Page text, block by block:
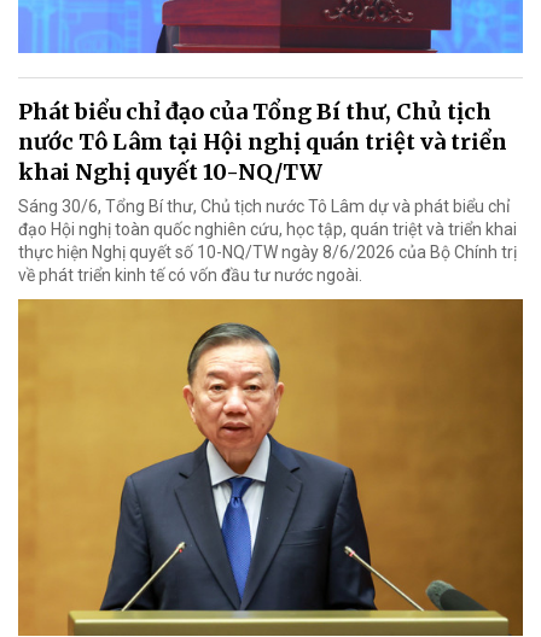
Phát biểu chỉ đạo của Tổng Bí thư, Chủ tịch
nước Tô Lâm tại Hội nghị quán triệt và triển
khai Nghị quyết 10-NQ/TW
Sáng 30/6, Tổng Bí thư, Chủ tịch nước Tô Lâm dự và phát biểu chỉ
đạo Hội nghị toàn quốc nghiên cứu, học tập, quán triệt và triển khai
thực hiện Nghị quyết số 10-NQ/TW ngày 8/6/2026 của Bộ Chính trị
về phát triển kinh tế có vốn đầu tư nước ngoài.